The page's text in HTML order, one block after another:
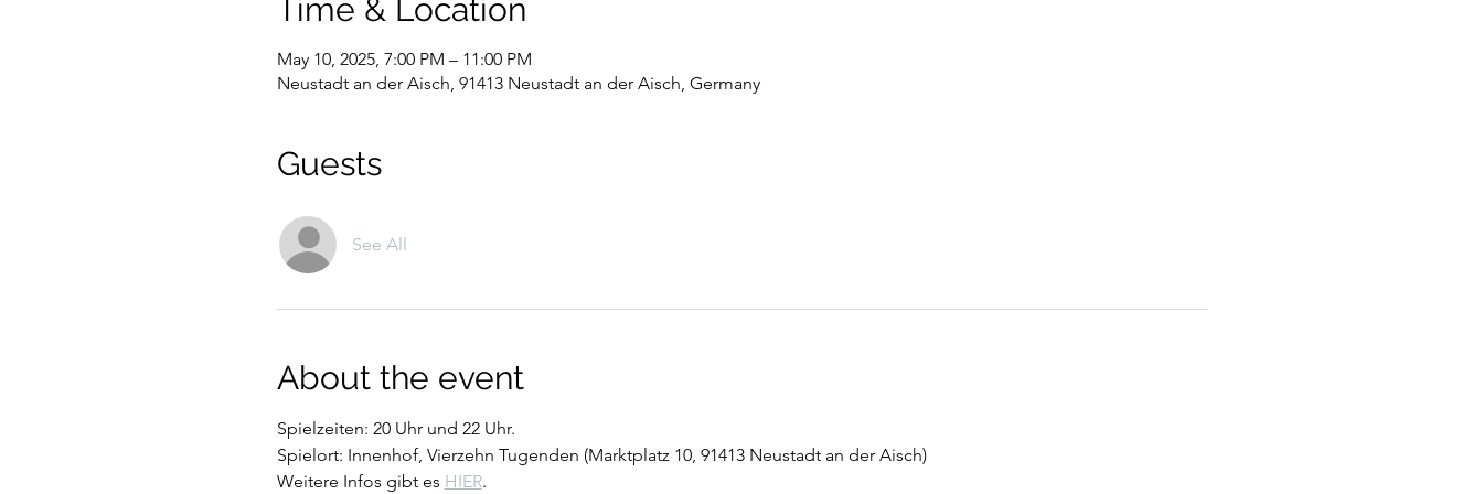
Time & Location
May 10, 2025, 7:00 PM – 11:00 PM
Neustadt an der Aisch, 91413 Neustadt an der Aisch, Germany
Guests
See All
About the event
Spielzeiten: 20 Uhr und 22 Uhr.
Spielort: Innenhof, Vierzehn Tugenden (Marktplatz 10, 91413 Neustadt an der Aisch)
Weitere Infos gibt es HIER.